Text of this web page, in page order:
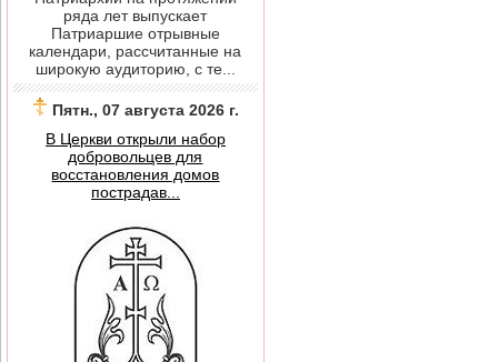
ряда лет выпускает
Патриаршие отрывные
календари, рассчитанные на
широкую аудиторию, с те...
Пятн., 07 августа 2026 г.
В Церкви открыли набор
добровольцев для
восстановления домов
пострадав...